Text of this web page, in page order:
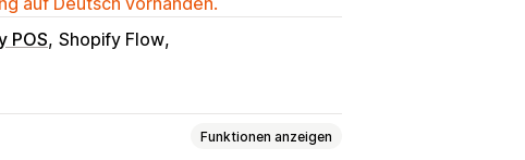
POS Shopify Flow
Funktionen anzeigen